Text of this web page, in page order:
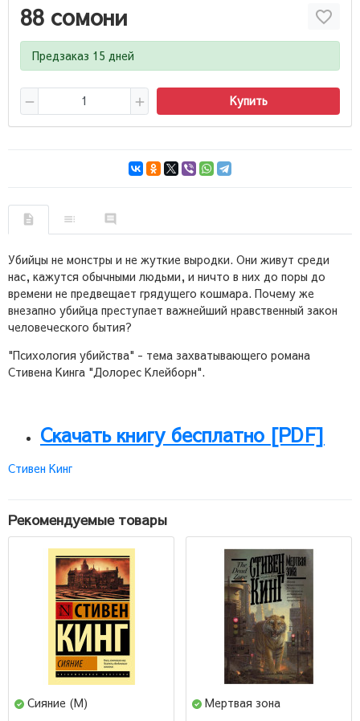
88 сомони
Предзаказ 15 дней
Купить
Убийцы не монстры и не жуткие выродки. Они живут среди
нас, кажутся обычными людьми, и ничто в них до поры до
времени не предвещает грядущего кошмара. Почему же
внезапно убийца преступает важнейший нравственный закон
человеческого бытия?
"Психология убийства" - тема захватывающего романа
Стивена Кинга "Долорес Клейборн".
Скачать книгу бесплатно [PDF]
Стивен Кинг
Рекомендуемые товары
Сияние (М) Мертвая зона